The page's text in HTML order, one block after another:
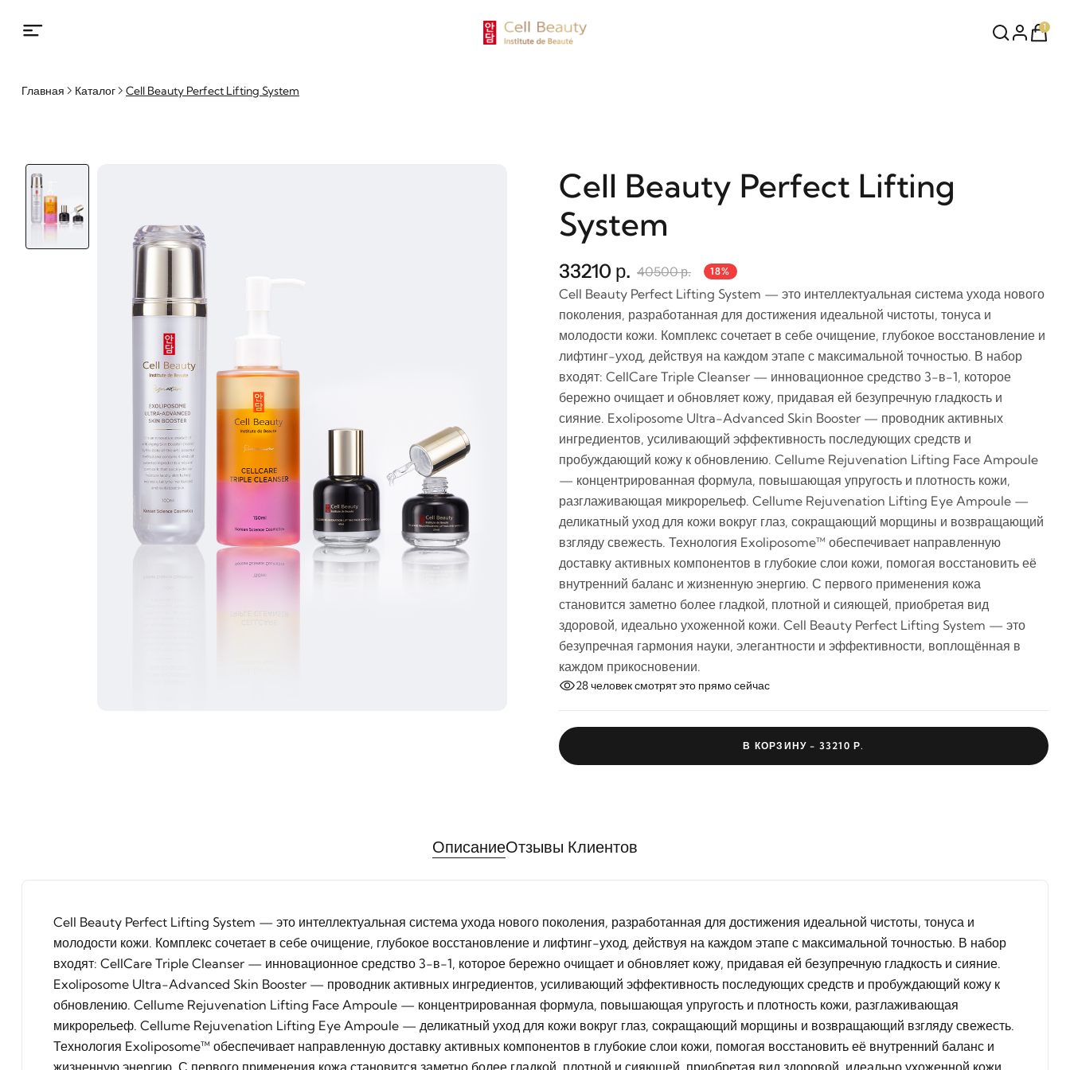
1
Главная Каталог Cell Beauty Perfect Lifting System
Cell Beauty Perfect Lifting
System
33210 р. 40500 р. 18%
Cell Beauty Perfect Lifting System — это интеллектуальная система ухода нового
поколения, разработанная для достижения идеальной чистоты, тонуса и
молодости кожи. Комплекс сочетает в себе очищение, глубокое восстановление и
лифтинг-уход, действуя на каждом этапе с максимальной точностью. В набор
входят: CellCare Triple Cleanser — инновационное средство 3-в-1, которое
бережно очищает и обновляет кожу, придавая ей безупречную гладкость и
сияние. Exoliposome Ultra-Advanced Skin Booster — проводник активных
ингредиентов, усиливающий эффективность последующих средств и
пробуждающий кожу к обновлению. Cellume Rejuvenation Lifting Face Ampoule
— концентрированная формула, повышающая упругость и плотность кожи,
разглаживающая микрорельеф. Cellume Rejuvenation Lifting Eye Ampoule —
деликатный уход для кожи вокруг глаз, сокращающий морщины и возвращающий
взгляду свежесть. Технология Exoliposome™ обеспечивает направленную
доставку активных компонентов в глубокие слои кожи, помогая восстановить её
внутренний баланс и жизненную энергию. С первого применения кожа
становится заметно более гладкой, плотной и сияющей, приобретая вид
здоровой, идеально ухоженной кожи. Cell Beauty Perfect Lifting System — это
безупречная гармония науки, элегантности и эффективности, воплощённая в
каждом прикосновении.
28человек смотрят это прямо сейчас
В КОРЗИНУ - 33210 Р.
ОписаниеОтзывы Клиентов
Cell Beauty Perfect Lifting System — это интеллектуальная система ухода нового поколения, разработанная для достижения идеальной чистоты, тонуса и
молодости кожи. Комплекс сочетает в себе очищение, глубокое восстановление и лифтинг-уход, действуя на каждом этапе с максимальной точностью. В набор
входят: CellCare Triple Cleanser — инновационное средство 3-в-1, которое бережно очищает и обновляет кожу, придавая ей безупречную гладкость и сияние.
Exoliposome Ultra-Advanced Skin Booster — проводник активных ингредиентов, усиливающий эффективность последующих средств и пробуждающий кожу к
обновлению. Cellume Rejuvenation Lifting Face Ampoule — концентрированная формула, повышающая упругость и плотность кожи, разглаживающая
микрорельеф. Cellume Rejuvenation Lifting Eye Ampoule — деликатный уход для кожи вокруг глаз, сокращающий морщины и возвращающий взгляду свежесть.
Технология Exoliposome™ обеспечивает направленную доставку активных компонентов в глубокие слои кожи, помогая восстановить её внутренний баланс и
жизненную энергию. С первого применения кожа становится заметно более гладкой, плотной и сияющей, приобретая вид здоровой, идеально ухоженной кожи.